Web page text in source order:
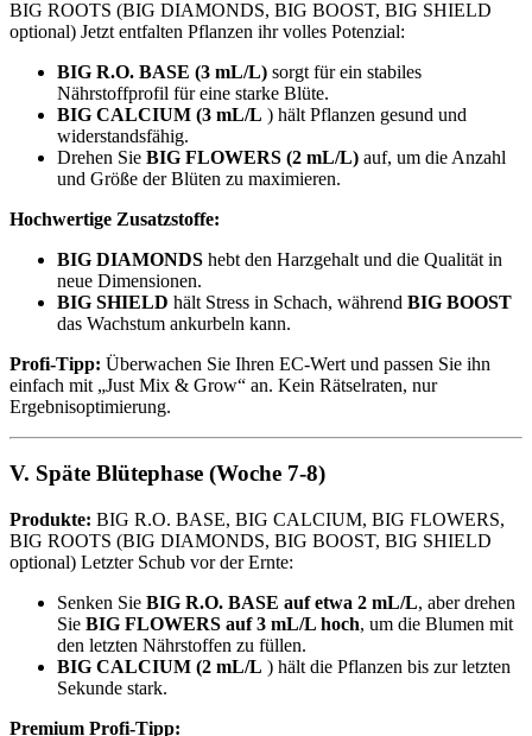
BIG ROOTS (BIG DIAMONDS, BIG BOOST, BIG SHIELD
optional) Jetzt entfalten Pflanzen ihr volles Potenzial:
BIG R.O. BASE (3 mL/L) sorgt für ein stabiles
Nährstoffprofil für eine starke Blüte.
BIG CALCIUM (3 mL/L ) hält Pflanzen gesund und
widerstandsfähig.
Drehen Sie BIG FLOWERS (2 mL/L) auf, um die Anzahl
und Größe der Blüten zu maximieren.
Hochwertige Zusatzstoffe:
BIG DIAMONDS hebt den Harzgehalt und die Qualität in
neue Dimensionen.
BIG SHIELD hält Stress in Schach, während BIG BOOST
das Wachstum ankurbeln kann.
Profi-Tipp: Überwachen Sie Ihren EC-Wert und passen Sie ihn
einfach mit „Just Mix & Grow“ an. Kein Rätselraten, nur
Ergebnisoptimierung.
V. Späte Blütephase (Woche 7-8)
Produkte: BIG R.O. BASE, BIG CALCIUM, BIG FLOWERS,
BIG ROOTS (BIG DIAMONDS, BIG BOOST, BIG SHIELD
optional) Letzter Schub vor der Ernte:
Senken Sie BIG R.O. BASE auf etwa 2 mL/L, aber drehen
Sie BIG FLOWERS auf 3 mL/L hoch, um die Blumen mit
den letzten Nährstoffen zu füllen.
BIG CALCIUM (2 mL/L ) hält die Pflanzen bis zur letzten
Sekunde stark.
Premium Profi-Tipp: